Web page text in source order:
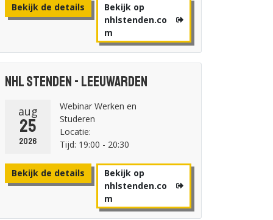
Bekijk de details
Bekijk op
nhlstenden.co
m
NHL Stenden - Leeuwarden
aug
25
2026
Webinar Werken en
Studeren
Locatie:
Tijd: 19:00 - 20:30
Bekijk de details
Bekijk op
nhlstenden.co
m